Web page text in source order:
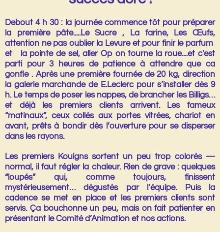
Debout4 h 30: la journée commence tôt pour préparer
la première pâte.....Le Sucre , La farine, Les Œufs,
attention ne pas oublier la Levure et pour finir le parfum
et la pointe de sel, aller Op on tourne la roue....et c'est
parti pour 3 heures de patience à attendre que ca
gonfle . Après une première fournée de20 kg, direction
la galerie marchande de E.Leclercpour s’installer dès 9
h. Le temps de poser les nappes, de brancher les Billigs…
et déjà les premiers clients arrivent. Les fameux
“matinaux”, ceux collés aux portes vitrées, chariot en
avant, prêts à bondir dès l’ouverture pour se disperser
dans les rayons.
Les premiers Kouigns sortent un peu trop colorés —
normal, il faut régler la chaleur. Rien de grave : quelques
“loupés” qui, comme toujours, finissent
mystérieusement… dégustés par l’équipe. Puis la
cadence se met en place et les premiers clients sont
servis. Ça bouchonne un peu, mais on fait patienter en
présentant leComité d’Animation et nos actions.